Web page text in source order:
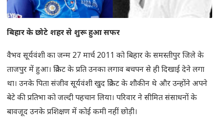
बिहार के छोटे शहर से शुरू हुआ सफर
वैभव सूर्यवंशी का जन्म 27 मार्च 2011 को बिहार के समस्तीपुर जिले के
ताजपुर में हुआ। क्रिकेट के प्रति उनका लगाव बचपन से ही दिखाई देने लगा
था। उनके पिता संजीव सूर्यवंशी खुद क्रिकेट के शौकीन थे और उन्होंने अपने
बेटे की प्रतिभा को जल्दी पहचान लिया। परिवार ने सीमित संसाधनों के
बावजूद उनके प्रशिक्षण में कोई कमी नहीं छोड़ी।